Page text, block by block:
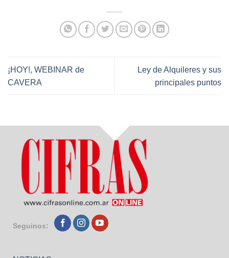
¡HOY!, WEBINAR de
CAVERA
Ley de Alquileres y sus
principales puntos
Seguinos: